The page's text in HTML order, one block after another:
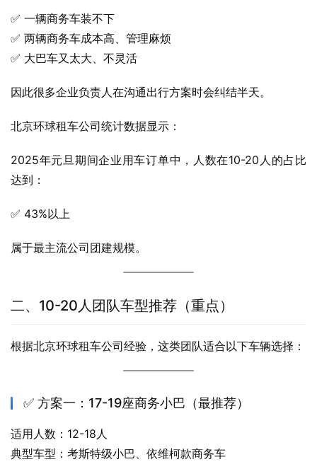
✅ 一辆商务车装不下
✅ 两辆商务车成本高、管理麻烦
✅ 大巴车又太大、不灵活
因此很多企业负责人在沟通出行方案时会纠结半天。
北京环球租车公司统计数据显示：
2025年元旦期间企业用车订单中，人数在10-20人的占比
达到：
✅ 43%以上
属于最主流公司团建规模。
二、10-20人团队车型推荐（重点）
根据北京环球租车公司经验，这类团队适合以下车辆选择：
✅ 方案一：17-19座商务小巴（最推荐）
适用人数：12-18人
典型车型：考斯特级小巴、依维柯款商务车